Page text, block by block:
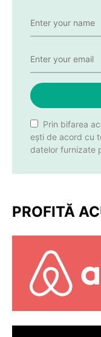
Prin bifarea
ești de acord cu
datelor furnizate
PROFITĂ